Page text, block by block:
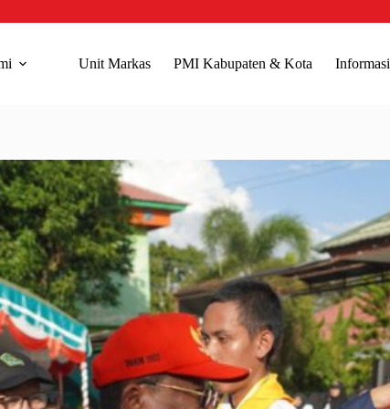
Unit Markas PMI Kabupaten & Kota Informasi